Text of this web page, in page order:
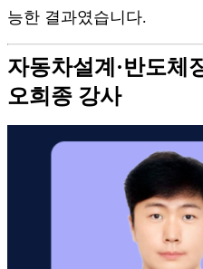
능한 결과였습니다.
자동차설계·반도체
오희종 강사